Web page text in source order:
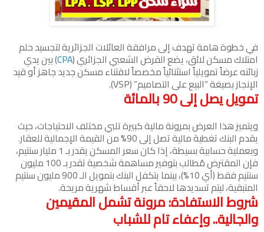
في خطوة هامة تهدف إلى مرافقة العائلات الجزائرية لتجسيد حلم
امتلاك مسكن لائق، يضع القرض الشعبي الجزائري (CPA) بين يدي
زبائنه عرضاً تمويلياً استثنائياً مخصصاً لاقتناء مسكن جديد جاهز أو قيد
الإنجاز بصيغة “البيع على التصاميم” (VSP).
تمويل يصل إلى 90 بالمائة
ويتميز هذا العرض بمرونة مالية كبيرة تلبي مختلف الاحتياجات، حيث
يقدم البنك تغطية مالية تصل إلى 90% من القيمة الإجمالية للعقار.
وبعملية حسابية بسيطة، إذا كان سعر المسكن يقدر بـ 1 مليار سنتيم،
فإن المقترض مُطالب بتوفير مساهمة شخصية تقدر بـ 100 مليون
سنتيم فقط (أي 10%)، بينما يتكفل البنك بتمويل الـ 900 مليون سنتيم
المتبقية، ليتم تسديدها لاحقاً عبر أقساط شهرية مريحة.
شروط الاستفادة: مرونة تشمل المقيمين
والجالية.. وإعفاء تام للشباب